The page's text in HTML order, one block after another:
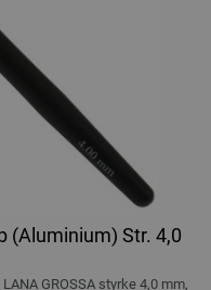
(Aluminium) Str. 4,0
GROSSA styrke 4,0 mm,